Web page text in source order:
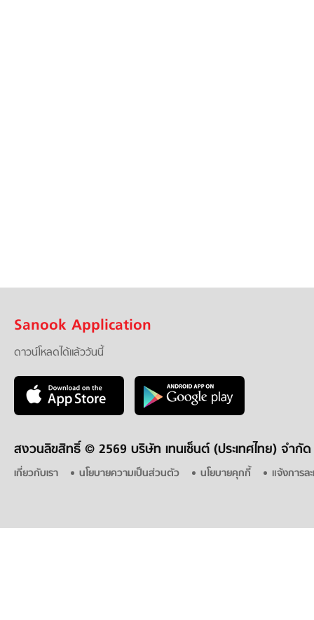
Sanook Application
ดาวน์โหลดได้แล้ววันนี้
สงวนลิขสิทธิ์ © 2569 บริษัท เทนเซ็นต์ (ประเทศไทย) จำกัด
เกี่ยวกับเรา นโยบายความเป็นส่วนตัว นโยบายคุกกี้ แจ้งการล